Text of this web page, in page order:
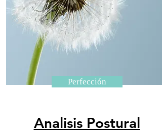
Perfección
Analisis Postural